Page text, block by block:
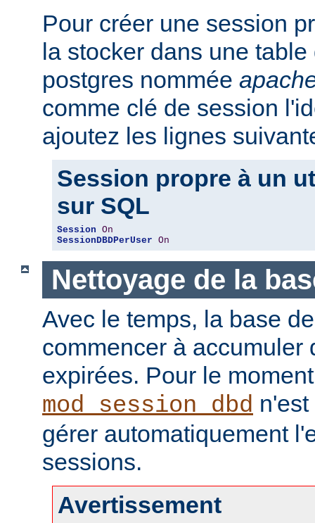
Pour créer une session
la stocker dans une
postgres nommée
comme clé de session
ajoutez les lignes
Session propre à un
sur SQL
Session On
SessionDBDPerUser On
Nettoyage de la
Avec le temps, la base
commencer à accumuler
expirées. Pour le
mod_session_dbd
gérer automatiquement
sessions.
Avertissement